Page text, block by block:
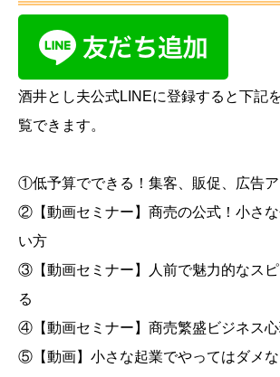
酒井とし夫公式LINEに登録すると下記
覧できます。
①低予算でできる！集客、販促、広告
②【動画セミナー】商売の公式！小さ
い方
③【動画セミナー】人前で魅力的なス
る
④【動画セミナー】商売繁盛ビジネス
⑤【動画】小さな起業でやってはダメな